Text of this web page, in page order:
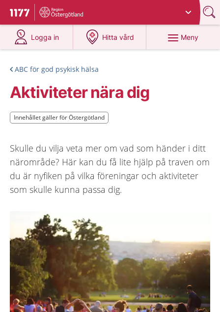
Till startsidan för 1177
Du har valt region
Logga in
på 1177.se
Hitta vård
på 1177.se
Meny
ABC för god psykisk hälsa
Aktiviteter nära dig
Innehållet gäller för Östergötland
Innehållet gäller för Östergötland
Skulle du vilja veta mer om vad som händer i ditt
närområde? Här kan du få lite hjälp på traven om
du är nyfiken på vilka föreningar och aktiviteter
som skulle kunna passa dig.